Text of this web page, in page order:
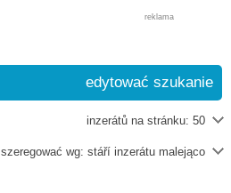
reklama
edytować szukanie
inzerátů na stránku: 50
szeregować wg: stáří inzerátu malejąco